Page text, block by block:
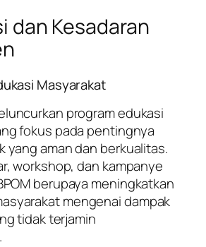
dan Kesadaran
Masyarakat
program edukasi
fokus pada pentingnya
yang aman dan berkualitas.
workshop, dan kampanye
berupaya meningkatkan
mengenai dampak
tidak terjamin